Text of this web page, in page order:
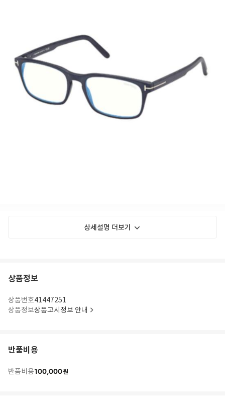
상세설명 더보기
상품정보
상품번호41447251
상품정보상품고시정보 안내
반품비용
반품비용100,000원